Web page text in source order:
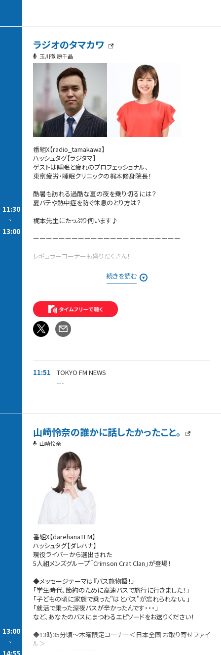
11:30
-
13:00
ラジオのタマカワ
玉川徹 原千晶
番組X【radio_tamakawa】
ハッシュタグ【ラジタマ】
ゲストは睡眠と疲れのプロフェッショナル、
東京疲労・睡眠クリニックの梶本修身院長！
酷暑も訪れる過酷な夏の夜を乗り切るには？
夏バテや熱中症を防ぐ休息のとり方は？
梶本先生にたっぷり伺います♪
ーーーーーーーーーーーーーーーーーーーーーーー
レギュラーコーナーも盛りだくさん！
今、玉川徹が注目するニュースを独自目線で解説します。
【発掘！ラジタマ100名曲〜20世紀編〜】
みなさんが推したい20世紀の名曲を募集中！！
番組でご紹介した方には、
「ラジタマ」オリジナルステッカーをプレゼントします。
続きを読む
11:51
TOKYO FM NEWS
---
13:00
-
14:55
山崎怜奈の誰かに話したかったこと。
山崎怜奈
番組X【darehanaTFM】
ハッシュタグ【ダレハナ】
現役ライバーから選出された
5人組メンズグループ「Crimson Crat Clan」が登場！
◆メッセージテーマは『バス旅物語！』
「学生時代、節約のために高速バスで旅行に行きました！」
「子どもの頃に家族で乗った"はとバス"が忘れられない。」
「就活で乗った深夜バスが辛かったんです・・・」
など、あなたのバスにまつわるエピソードをお送りください！
◆13時35分頃〜木曜限定コーナー＜日本全国 お取り寄せファイ
ル＞